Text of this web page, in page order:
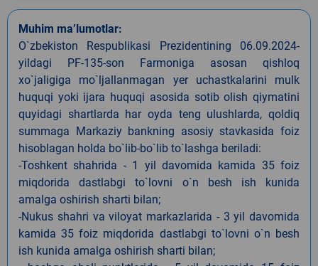
Muhim ma’lumotlar:
O`zbekiston Respublikasi Prezidentining 06.09.2024-
yildagi PF-135-son Farmoniga asosan qishloq
xo`jaligiga mo`ljallanmagan yer uchastkalarini mulk
huquqi yoki ijara huquqi asosida sotib olish qiymatini
quyidagi shartlarda har oyda teng ulushlarda, qoldiq
summaga Markaziy bankning asosiy stavkasida foiz
hisoblagan holda bo`lib-bo`lib to`lashga beriladi:
-Toshkent shahrida - 1 yil davomida kamida 35 foiz
miqdorida dastlabgi to`lovni o`n besh ish kunida
amalga oshirish sharti bilan;
-Nukus shahri va viloyat markazlarida - 3 yil davomida
kamida 35 foiz miqdorida dastlabgi to`lovni o`n besh
ish kunida amalga oshirish sharti bilan;